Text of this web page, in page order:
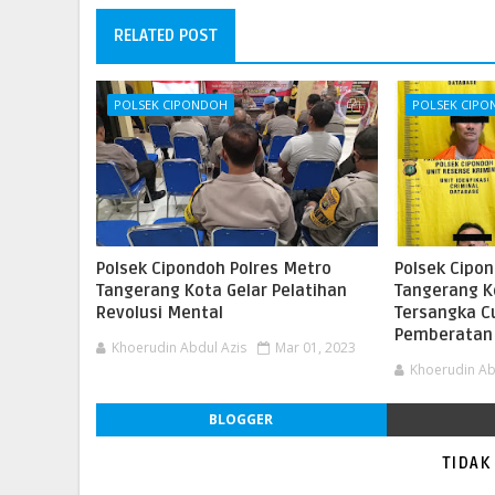
RELATED POST
POLSEK CIPONDOH
Polsek Cipondoh Polres Metro
Tangerang Kota Gelar Pelatihan
Revolusi Mental
Khoerudin Abdul Azis Mar 01, 2023
POLSEK
Polsek
Tangerang
Tersangka
Pemberatan
Khoerudin
BLOGGER
TIDAK